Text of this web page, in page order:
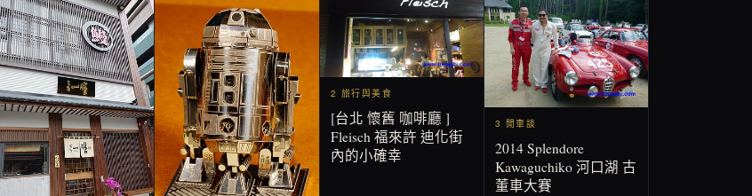
2 旅行與美食
[台北 懷舊 咖啡廳 ]
Fleisch 福來許 迪化街
內的小確幸
3 閒車談
2014 Splendore
Kawaguchiko 河口湖 古
董車大賽